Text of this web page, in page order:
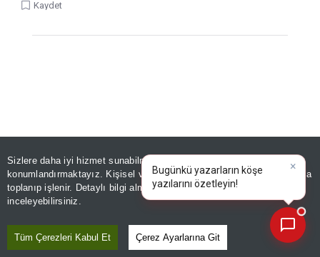
Sizlere daha iyi hizmet sunabilmek adına sitemizde
konumlandırmaktayız. Kişisel verileriniz, KVKK ve GDPR kapsamında
toplanıp işlenir. Detaylı bilgi almak içinAydınlatma Metnimizi
inceleyebilirsiniz.
Tüm Çerezleri Kabul Et Çerez Ayarlarına Git
Kaydet
Favorilerine Ekle!
YAŞAM
Ücretsiz girişli halk plajları
×
Bugünkü yazarların köşe
yazılarını özet